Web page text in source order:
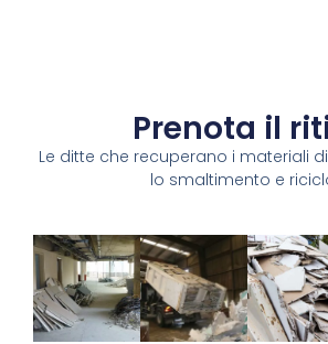
Prenota il
Le ditte che recuperano i materiali
lo smaltimento e